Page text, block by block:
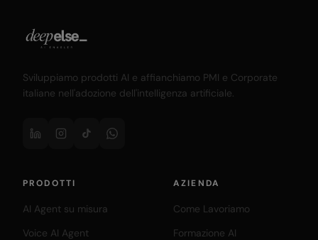
Sviluppiamo prodotti AI e affianchiamo PMI e Corporate
italiane nell'adozione dell'intelligenza artificiale.
PRODOTTI
AI Agent su misura
Voice AI Agent
AZIENDA
Come Lavoriamo
Formazione AI